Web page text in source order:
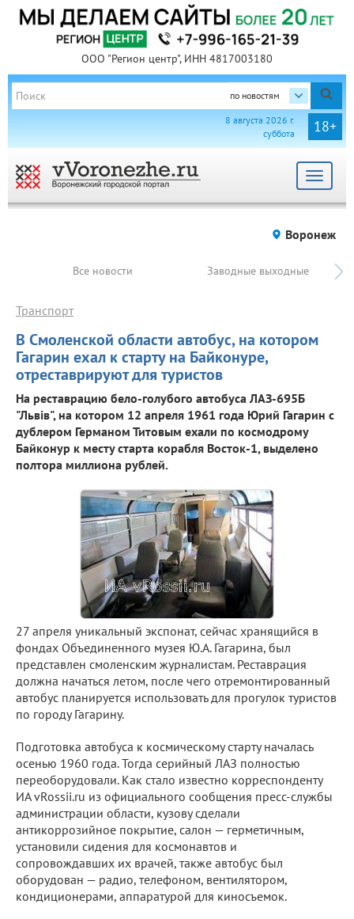
ООО "Регион центр", ИНН 4817003180
по новостям
18+
8 августа 2026 г.
суббота
Toggle
Воронеж
Все новости Заводные выходные
В Смоленской области автобус, на котором
Гагарин ехал к старту на Байконуре,
отреставрируют для туристов
Транспорт
На реставрацию бело-голубого автобуса ЛАЗ-695Б
"Львiв", на котором 12 апреля 1961 года Юрий Гагарин с
дублером Германом Титовым ехали по космодрому
Байконур к месту старта корабля Восток-1, выделено
полтора миллиона рублей.
27 апреля уникальный экспонат, сейчас хранящийся в
фондах Объединенного музея Ю.А. Гагарина, был
представлен смоленским журналистам. Реставрация
должна начаться летом, после чего отремонтированный
автобус планируется использовать для прогулок туристов
по городу Гагарину.
Подготовка автобуса к космическому старту началась
осенью 1960 года. Тогда серийный ЛАЗ полностью
переоборудовали. Как стало известно корреспонденту
ИА vRossii.ru из официального сообщения пресс-службы
администрации области, кузову сделали
антикоррозийное покрытие, салон — герметичным,
установили сидения для космонавтов и
сопровождавших их врачей, также автобус был
оборудован — радио, телефоном, вентилятором,
кондиционерами, аппаратурой для киносъемок.